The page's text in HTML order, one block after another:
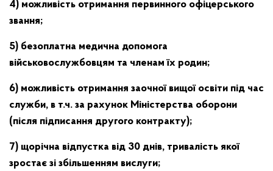
4) можливість отримання первинного офіцерського
звання;
5) безоплатна медична допомога
військовослужбовцям та членам їх родин;
6) можливість отримання заочної вищої освіти під час
служби, в т.ч. за рахунок Міністерства оборони
(після підписання другого контракту);
7) щорічна відпустка від 30 днів, тривалість якої
зростає зі збільшенням вислуги;